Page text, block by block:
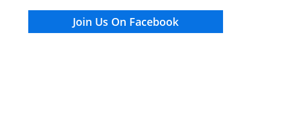
Join Us On Facebook